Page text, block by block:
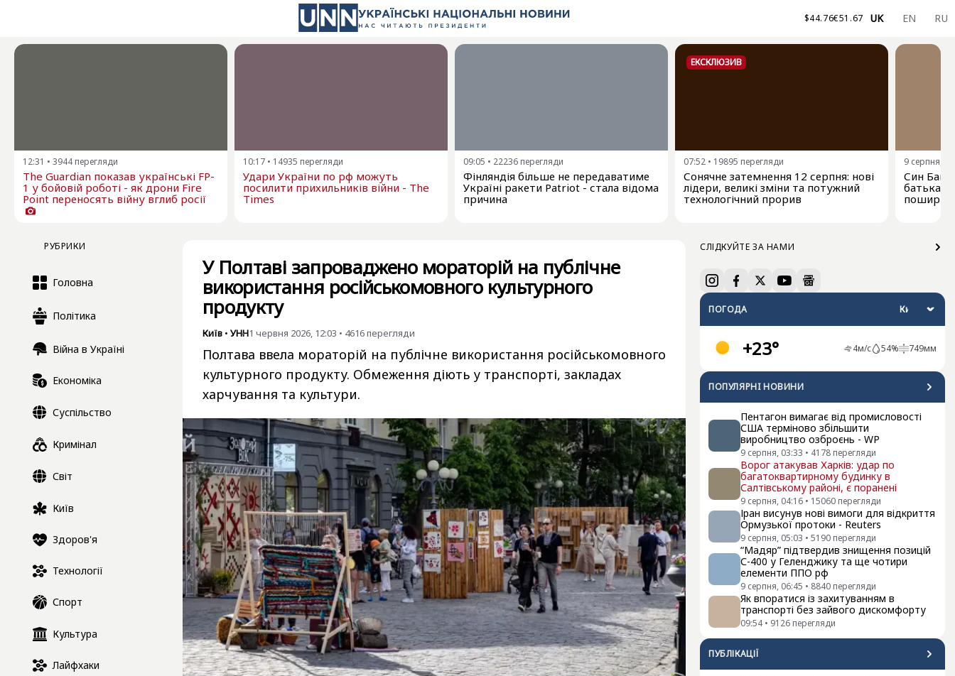
$44.76€51.67 UK EN RU
12:31 • 3944 перегляди
The Guardian показав українські FP-
1 у бойовій роботі - як дрони Fire
Point переносять війну вглиб росії
10:17 • 14935 перегляди
Удари України по рф можуть
посилити прихильників війни - The
Times
09:05 • 22236 перегляди
Фінляндія більше не передаватиме
Україні ракети Patriot - стала відома
причина
ЕКСКЛЮЗИВ
07:52 • 19895 перегляди
Сонячне затемнення 12 серпня: нові
лідери, великі зміни та потужний
технологічний прорив
9 серпня,
Син
батька-
РУБРИКИ
Головна
Політика
Війна в Україні
Економіка
Суспільство
Кримінал
Світ
Київ
Здоров'я
Технології
Спорт
Культура
Лайфхаки
СЛІДКУЙТЕ ЗА НАМИ
ПОГОДА
+23° 4м/с 54% 749мм
ПОПУЛЯРНI НОВИНИ
Пентагон вимагає від промисловості
США терміново збільшити
виробництво озброєнь - WP
9 серпня, 03:33 • 4178 перегляди
Ворог атакував Харків: удар по
багатоквартирному будинку в
Салтівському районі, є поранені
9 серпня, 04:16 • 15060 перегляди
Іран висунув нові вимоги для відкриття
Ормузької протоки - Reuters
9 серпня, 05:03 • 5190 перегляди
“Мадяр” підтвердив знищення позицій
С-400 у Геленджику та ще чотири
елементи ППО рф
9 серпня, 06:45 • 8840 перегляди
Як впоратися із захитуванням в
транспорті без зайвого дискомфорту
09:54 • 9126 перегляди
ПУБЛІКАЦІЇ
У Полтаві запроваджено мораторій на публічне
використання російськомовного культурного
продукту
Київ • УНН1 червня 2026, 12:03 • 4616перегляди
Полтава ввела мораторій на публічне використання російськомовного
культурного продукту. Обмеження діють у транспорті, закладах
харчування та культури.